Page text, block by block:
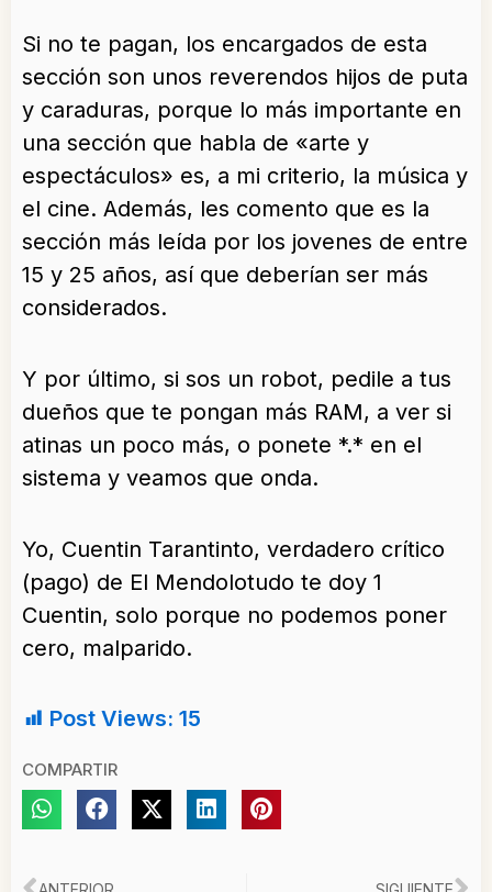
Si no te pagan, los encargados de esta
sección son unos reverendos hijos de puta
y caraduras, porque lo más importante en
una sección que habla de «arte y
espectáculos» es, a mi criterio, la música y
el cine. Además, les comento que es la
sección más leída por los jovenes de entre
15 y 25 años, así que deberían ser más
considerados.
Y por último, si sos un robot, pedile a tus
dueños que te pongan más RAM, a ver si
atinas un poco más, o ponete *.* en el
sistema y veamos que onda.
Yo, Cuentin Tarantinto, verdadero crítico
(pago) de El Mendolotudo te doy 1
Cuentin, solo porque no podemos poner
cero, malparido.
Post Views: 15
COMPARTIR